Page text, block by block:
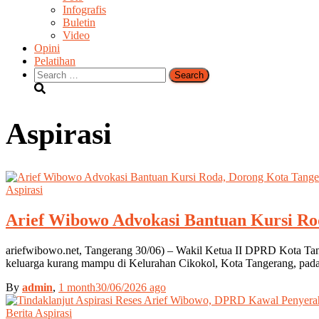
Infografis
Buletin
Video
Opini
Pelatihan
Search
for:
Aspirasi
Aspirasi
Arief Wibowo Advokasi Bantuan Kursi
ariefwibowo.net, Tangerang 30/06) – Wakil Ketua II DPRD Kota
keluarga kurang mampu di Kelurahan Cikokol, Kota Tangerang,
By admin, 1 month30/06/2026 ago
Berita Aspirasi